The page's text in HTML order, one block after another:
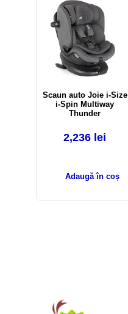
Scaun auto Joie i-Size
i-Spin Multiway
Thunder
2,236 lei
Adaugă în coș